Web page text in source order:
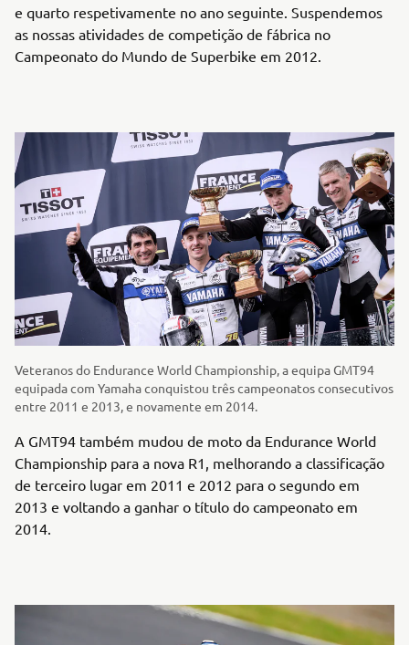
e quarto respetivamente no ano seguinte. Suspendemos
as nossas atividades de competição de fábrica no
Campeonato do Mundo de Superbike em 2012.
Veteranos do Endurance World Championship, a equipa GMT94
equipada com Yamaha conquistou três campeonatos consecutivos
entre 2011 e 2013, e novamente em 2014.
A GMT94 também mudou de moto da Endurance World
Championship para a nova R1, melhorando a classificação
de terceiro lugar em 2011 e 2012 para o segundo em
2013 e voltando a ganhar o título do campeonato em
2014.